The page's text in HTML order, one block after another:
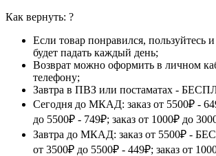
Как вернуть: ?
Если товар понравился, пользуйтесь
будет падать каждый день;
Возврат можно оформить в личном
телефону;
Завтра в ПВЗ или постаматах -
Сегодня до МКАД: заказ от 5500₽ -
до 5500₽ - 749₽; заказ от 1000₽ до
Завтра до МКАД: заказ от 5500₽ -
от 3500₽ до 5500₽ - 449₽; заказ от